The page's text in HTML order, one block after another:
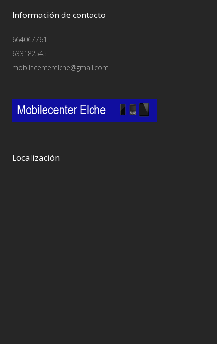
Información de contacto
664067761
633182545
mobilecenterelche@gmail.com
Localización